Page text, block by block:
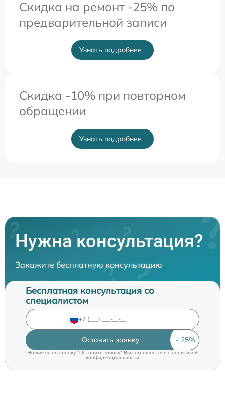
Скидка на ремонт -25% по
предварительной записи
Узнать подробнее
Скидка -10% при повторном
обращении
Узнать подробнее
Нужна консультация?
Закажите бесплатную консультацию
Бесплатная консультация со
специалистом
Оставить заявку
Нажимая на кнопку "Оставить заявку" Вы соглашаетесь cполитикой
конфиденциальности